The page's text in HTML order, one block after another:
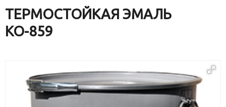
ТЕРМОСТОЙКАЯ ЭМАЛЬ
КО-859